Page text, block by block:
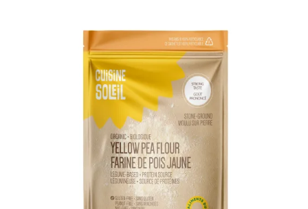
AJOUTER AU PANIER / DÉTAILS